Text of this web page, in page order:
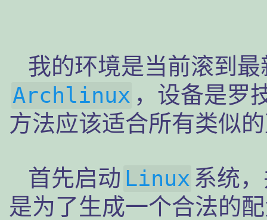
我的环境是当前滚到最
Archlinux ，设备是罗
方法应该适合所有类似
首先启动 Linux 系统
是为了生成一个合法的